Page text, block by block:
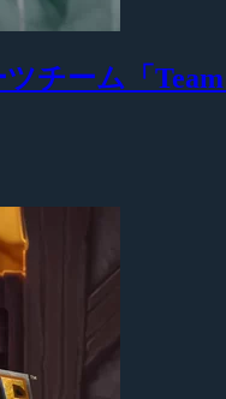
チーム「